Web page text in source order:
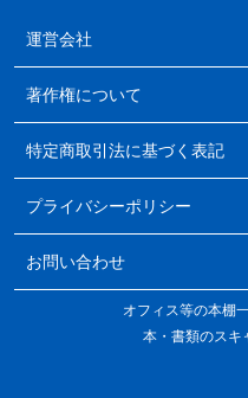
運営会社
著作権について
特定商取引法に基づく表記
プライバシーポリシー
お問い合わせ
オフィス等の本棚
本・書類のスキ